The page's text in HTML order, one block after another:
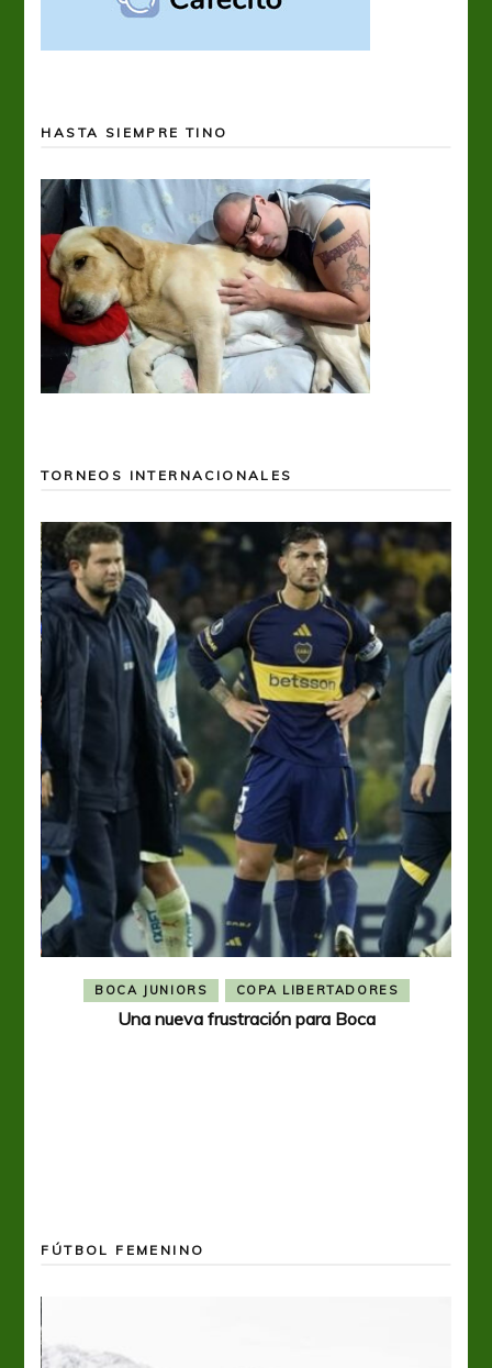
HASTA SIEMPRE TINO
TORNEOS INTERNACIONALES
BOCA JUNIORS COPA LIBERTADORES
Una nueva frustración para Boca
FÚTBOL FEMENINO